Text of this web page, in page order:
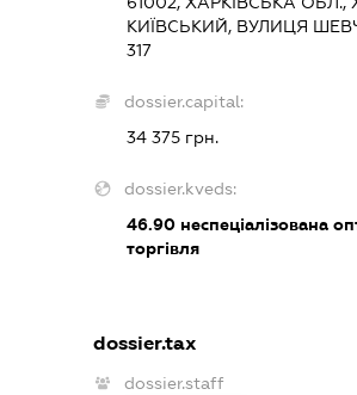
КИЇВСЬКИЙ, ВУЛИЦЯ
317
dossier.capital:
34 375 грн.
dossier.kveds:
46.90неспеціалізована
торгівля
dossier.tax
dossier.staff